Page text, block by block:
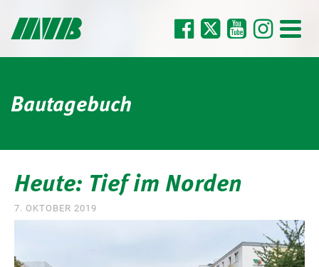
Bautagebuch
Heute: Tief im Norden
7. OKTOBER 2019